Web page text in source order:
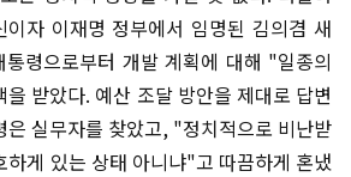
이자 이재명 정부에서 임명된 김의겸 새
령으로부터 개발 계획에 대해 "일종의
받았다. 예산 조달 방안을 제대로 답변
은 실무자를 찾았고, "정치적으로 비난받
하게 있는 상태 아니냐"고 따끔하게 혼냈